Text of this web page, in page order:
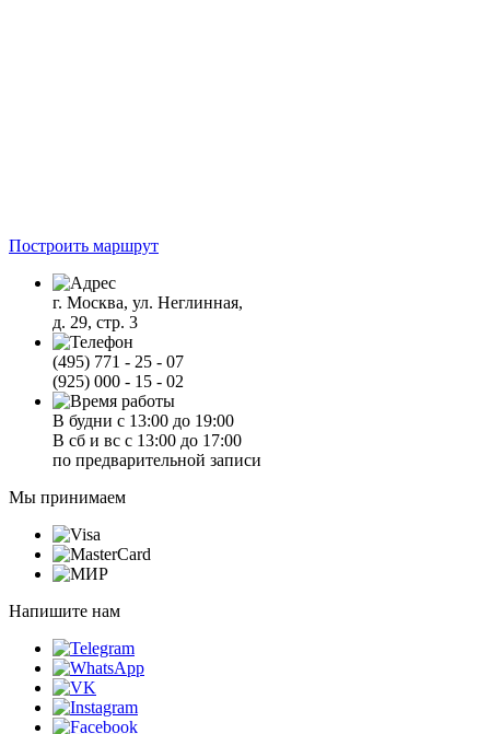
Построить маршрут
г. Москва, ул. Неглинная,
д. 29, стр. 3
(495) 771 - 25 - 07
(925) 000 - 15 - 02
В будни с 13:00 до 19:00
В сб и вс с 13:00 до 17:00
по предварительной записи
Мы принимаем
Напишите нам